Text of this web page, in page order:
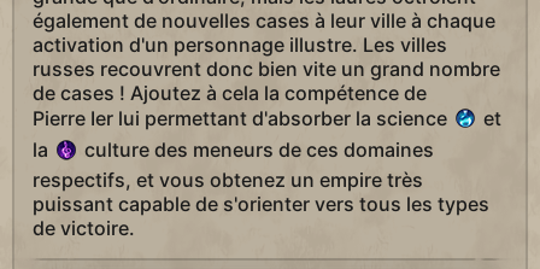
également de nouvelles cases à leur ville à chaque
activation d'un personnage illustre. Les villes
russes recouvrent donc bien vite un grand nombre
de cases ! Ajoutez à cela la compétence de
Pierre Ier lui permettant d'absorber la science
et
la
culture des meneurs de ces domaines
respectifs, et vous obtenez un empire très
puissant capable de s'orienter vers tous les types
de victoire.